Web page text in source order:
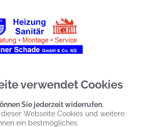
verwendet Cookies
Sie jederzeit widerrufen.
Webseite Cookies und weitere
ein bestmögliches